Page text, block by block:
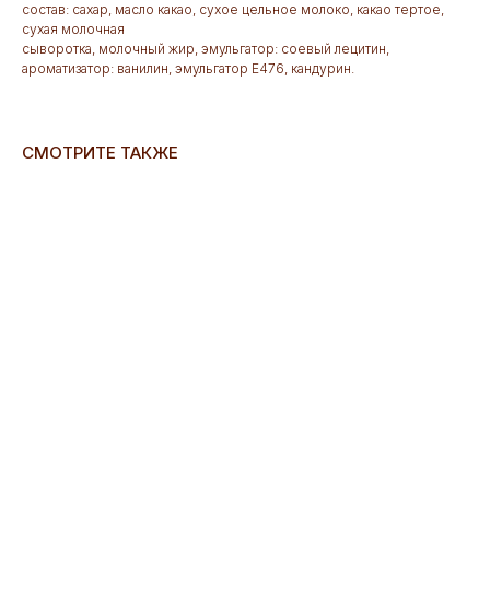
состав: сахар, масло какао, сухое цельное молоко, какао тертое,
сухая молочная
сыворотка, молочный жир, эмульгатор: соевый лецитин,
ароматизатор: ванилин, эмульгатор Е476, кандурин.
СМОТРИТЕ ТАКЖЕ